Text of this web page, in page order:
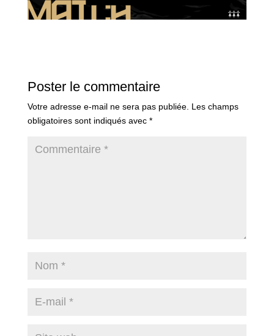
Poster le commentaire
Votre adresse e-mail ne sera pas publiée. Les champs
obligatoires sont indiqués avec *